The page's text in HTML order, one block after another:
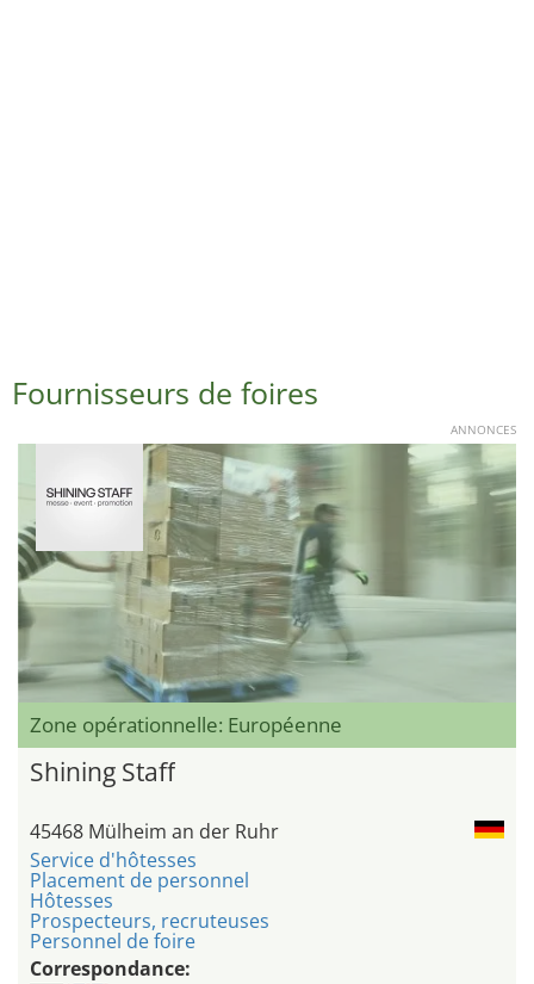
Fournisseurs de foires
ANNONCES
Zone opérationnelle: Européenne
Shining Staff
45468 Mülheim an der Ruhr
Service d'hôtesses
Placement de personnel
Hôtesses
Prospecteurs, recruteuses
Personnel de foire
Correspondance: